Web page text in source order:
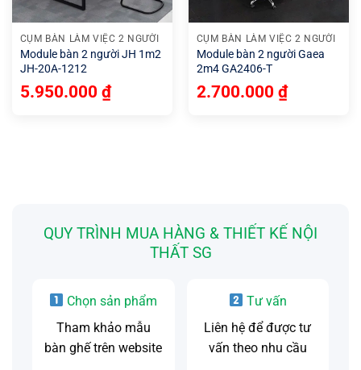
CỤM BÀN LÀM VIỆC 2 NGƯỜI
Module bàn 2 người JH 1m2
JH-20A-1212
5.950.000 ₫
CỤM BÀN LÀM VIỆC 2 NGƯỜI
Module bàn 2 người Gaea
2m4 GA2406-T
2.700.000 ₫
QUY TRÌNH MUA HÀNG & THIẾT KẾ NỘI
THẤT SG
Chọn sản phẩm
Tham khảo mẫu
bàn ghế trên website
Tư vấn
Liên hệ để được tư
vấn theo nhu cầu